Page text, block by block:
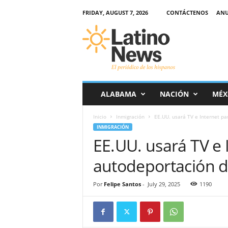
FRIDAY, AUGUST 7, 2026 CONTÁCTENOS
r
ALABAMA NACIÓN
Inicio Inmigración EE.UU. usará TV e Internet
INMIGRACIÓN
EE.UU. usará TV
autodeportación
Por Felipe Santos- July 29, 2025 1190